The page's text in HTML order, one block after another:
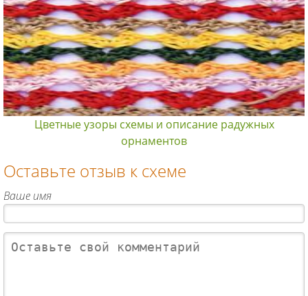
Цветные узоры схемы и описание радужных
орнаментов
Оставьте отзыв к схеме
Ваше имя